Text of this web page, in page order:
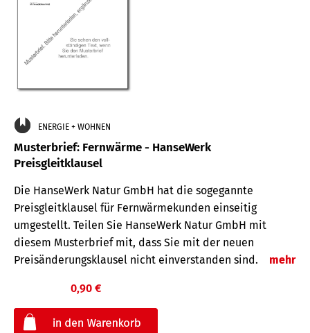
ENERGIE + WOHNEN
Musterbrief: Fernwärme - HanseWerk
Preisgleitklausel
Die HanseWerk Natur GmbH hat die sogegannte
Preisgleitklausel für Fernwärmekunden einseitig
umgestellt. Teilen Sie HanseWerk Natur GmbH mit
diesem Musterbrief mit, dass Sie mit der neuen
Preisänderungsklausel nicht einverstanden sind.
mehr
0,90 €